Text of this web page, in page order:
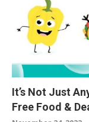
It’s Not Just
Free Food &